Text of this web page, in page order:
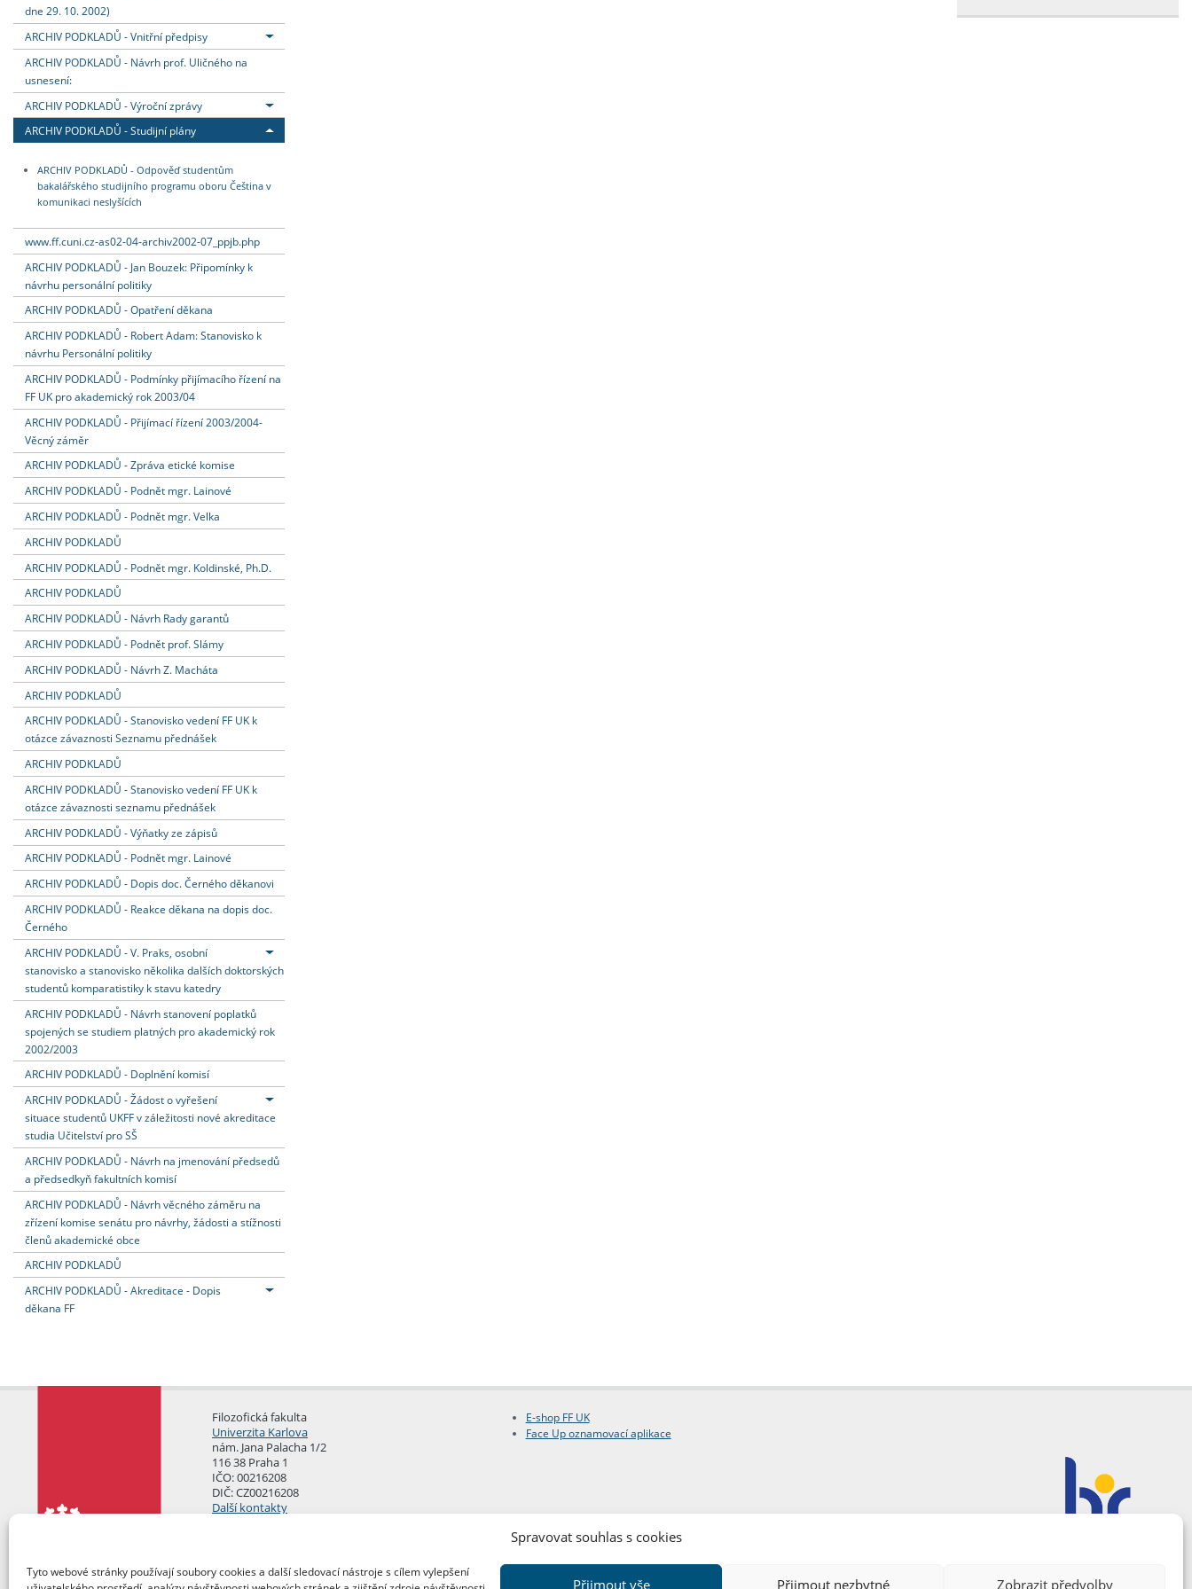
Spravovat souhlas s cookies
Tyto webové stránky používají soubory cookies a další sledovací nástroje s cílem vylepšení
Přijmout vše Přijmout nezbytné Zobrazit předvolby
dne 29. 10. 2002)
ARCHIV PODKLADŮ - Vnitřní předpisy
ARCHIV PODKLADŮ - Návrh prof. Uličného na
usnesení:
ARCHIV PODKLADŮ - Výroční zprávy
ARCHIV PODKLADŮ - Studijní plány
ARCHIV PODKLADŮ - Odpověď studentům
bakalářského studijního programu oboru Čeština v
komunikaci neslyšících
www.ff.cuni.cz-as02-04-archiv2002-07_ppjb.php
ARCHIV PODKLADŮ - Jan Bouzek: Připomínky k
návrhu personální politiky
ARCHIV PODKLADŮ - Opatření děkana
ARCHIV PODKLADŮ - Robert Adam: Stanovisko k
návrhu Personální politiky
ARCHIV PODKLADŮ - Podmínky přijímacího řízení na
FF UK pro akademický rok 2003/04
ARCHIV PODKLADŮ - Přijímací řízení 2003/2004-
Věcný záměr
ARCHIV PODKLADŮ - Zpráva etické komise
ARCHIV PODKLADŮ - Podnět mgr. Lainové
ARCHIV PODKLADŮ - Podnět mgr. Velka
ARCHIV PODKLADŮ
ARCHIV PODKLADŮ - Podnět mgr. Koldinské, Ph.D.
ARCHIV PODKLADŮ
ARCHIV PODKLADŮ - Návrh Rady garantů
ARCHIV PODKLADŮ - Podnět prof. Slámy
ARCHIV PODKLADŮ - Návrh Z. Macháta
ARCHIV PODKLADŮ
ARCHIV PODKLADŮ - Stanovisko vedení FF UK k
otázce závaznosti Seznamu přednášek
ARCHIV PODKLADŮ
ARCHIV PODKLADŮ - Stanovisko vedení FF UK k
otázce závaznosti seznamu přednášek
ARCHIV PODKLADŮ - Výňatky ze zápisů
ARCHIV PODKLADŮ - Podnět mgr. Lainové
ARCHIV PODKLADŮ - Dopis doc. Černého děkanovi
ARCHIV PODKLADŮ - Reakce děkana na dopis doc.
Černého
ARCHIV PODKLADŮ - V. Praks, osobní
stanovisko a stanovisko několika dalších doktorských
studentů komparatistiky k stavu katedry
ARCHIV PODKLADŮ - Návrh stanovení poplatků
spojených se studiem platných pro akademický rok
2002/2003
ARCHIV PODKLADŮ - Doplnění komisí
ARCHIV PODKLADŮ - Žádost o vyřešení
situace studentů UKFF v záležitosti nové akreditace
studia Učitelství pro SŠ
ARCHIV PODKLADŮ - Návrh na jmenování předsedů
a předsedkyň fakultních komisí
ARCHIV PODKLADŮ - Návrh věcného záměru na
zřízení komise senátu pro návrhy, žádosti a stížnosti
členů akademické obce
ARCHIV PODKLADŮ
ARCHIV PODKLADŮ - Akreditace - Dopis
děkana FF
Filozofická fakulta
Univerzita Karlova
nám. Jana Palacha 1/2
116 38 Praha 1
IČO: 00216208
DIČ: CZ00216208
Další kontakty
E-shop FF UK
Face Up oznamovací aplikace